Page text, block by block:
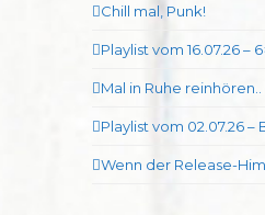
Chill mal, Punk!
Playlist vom 16.07.26 –
Mal in Ruhe reinhören..
Playlist vom 02.07.26 –
Wenn der Release-